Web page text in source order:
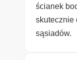
ścianek
skutecznie
sąsiadów.